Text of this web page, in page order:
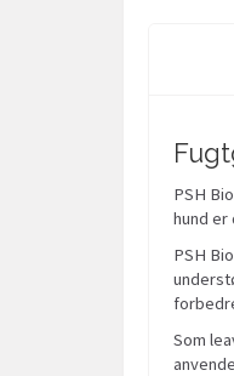
PSH
hund
PSH
Som